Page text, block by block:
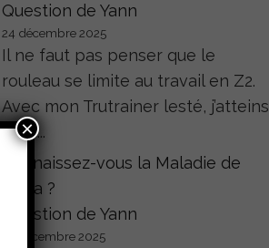
Question de Yann
24 décembre 2025
Il ne faut pas penser que le
rouleau se limite au travail en Z2.
Avec mon Trutrainer lesté, j’atteins
sans...
Connaissez-vous la Maladie de
Hoffa ?
Question de Yann
23 décembre 2025
×